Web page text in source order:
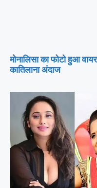
मोनालिसा का फोटो हुआ
कातिलाना अंदाज